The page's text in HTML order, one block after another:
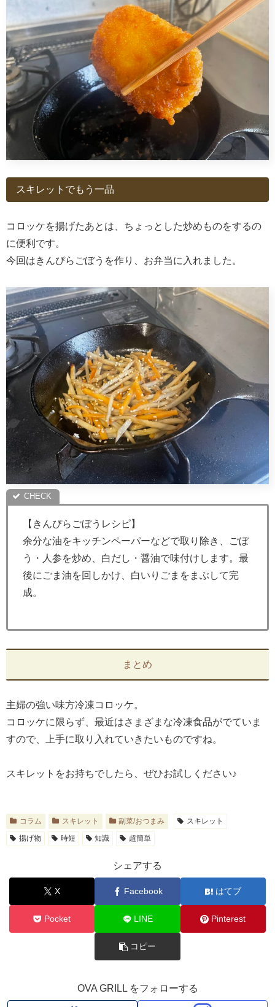
スキレットでもう一品
コロッケを揚げたあとは、ちょっとした炒めものをするの
に便利です。
今回はきんぴらごぼうを作り、お弁当に入れました。
【きんぴらごぼうレシピ】
余分な油をキッチンペーパーなどで取り除き、ごぼ
う・人参を炒め、白だし・醤油で味付けします。最
後にごま油を回しかけ、白いりごまをまぶして完
成。
まとめ
主婦の強い味方冷凍コロッケ。
コロッケに限らず、最近はさまざまな冷凍食品がでていま
すので、上手に取り入れていきたいものですね。
スキレットをお持ちでしたら、ぜひお試しください♪
コラム スキレット 副菜/おつまみ
スキレット
揚げ物
時短 知識 超簡単
シェアする
X Facebook はてブ
Pocket LINE Pinterest
コピー
OVA GRILL をフォローする